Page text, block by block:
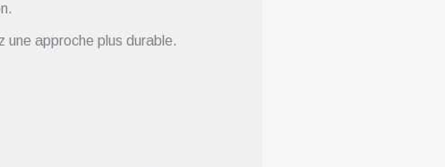
approche plus durable.